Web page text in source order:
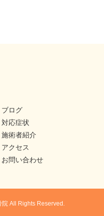
ブログ
対応症状
施術者紹介
アクセス
お問い合わせ
All Rights Reserved.